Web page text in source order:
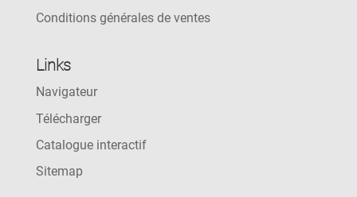
Conditions générales de ventes
Links
Navigateur
Télécharger
Catalogue interactif
Sitemap